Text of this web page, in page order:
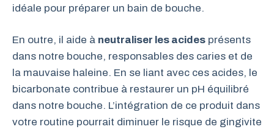
idéale pour préparer un bain de bouche.
En outre, il aide à neutraliser les acides présents
dans notre bouche, responsables des caries et de
la mauvaise haleine. En se liant avec ces acides, le
bicarbonate contribue à restaurer un pH équilibré
dans notre bouche. L’intégration de ce produit dans
votre routine pourrait diminuer le risque de gingivite